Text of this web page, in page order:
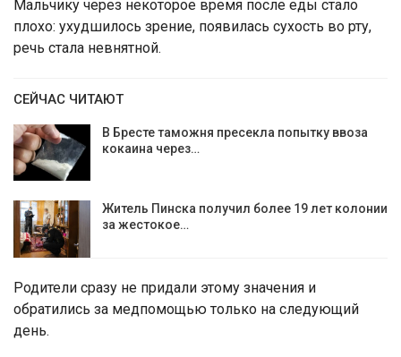
Мальчику через некоторое время после еды стало
плохо: ухудшилось зрение, появилась сухость во рту,
речь стала невнятной.
СЕЙЧАС ЧИТАЮТ
В Бресте таможня пресекла попытку ввоза
кокаина через…
Житель Пинска получил более 19 лет колонии
за жестокое…
Родители сразу не придали этому значения и
обратились за медпомощью только на следующий
день.